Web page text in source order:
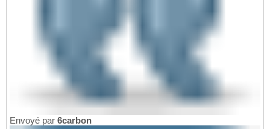
Envoyé par 6carbon